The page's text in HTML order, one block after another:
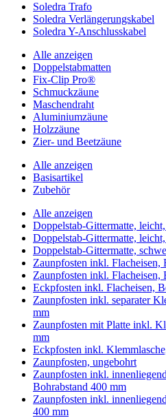
Soledra Trafo
Soledra Verlängerungskabel
Soledra Y-Anschlusskabel
Alle anzeigen
Doppelstabmatten
Fix-Clip Pro®
Schmuckzäune
Maschendraht
Aluminiumzäune
Holzzäune
Zier- und Beetzäune
Alle anzeigen
Basisartikel
Zubehör
Alle anzeigen
Doppelstab-Gittermatte,
Doppelstab-Gittermatte,
Doppelstab-Gittermatte,
Zaunpfosten inkl. Flacheisen,
Zaunpfosten inkl. Flacheisen,
Eckpfosten inkl. Flacheisen,
Zaunpfosten inkl. separater
mm
Zaunpfosten mit Platte inkl.
mm
Eckpfosten inkl.
Zaunpfosten, ungebohrt
Zaunpfosten inkl.
Bohrabstand 400 mm
Zaunpfosten inkl.
400 mm